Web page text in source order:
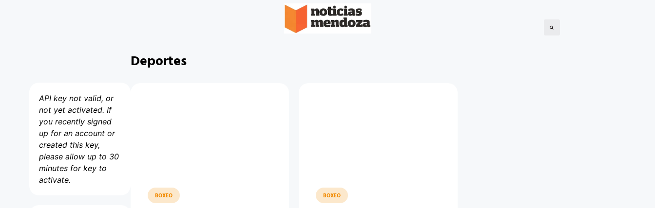
API key not valid, or
not yet activated. If
you recently signed
up for an account or
created this key,
please allow up to 30
minutes for key to
activate.
Deportes
BOXEO BOXEO